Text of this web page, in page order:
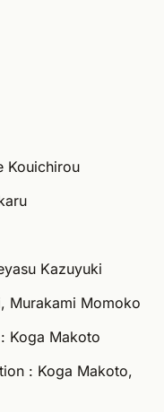
Kouichirou
Kazuyuki
Murakami Momoko
Koga Makoto
: Koga Makoto,